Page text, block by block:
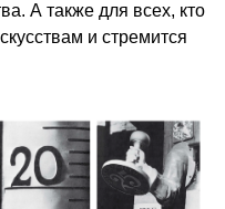
А также для всех, кто
и стремится